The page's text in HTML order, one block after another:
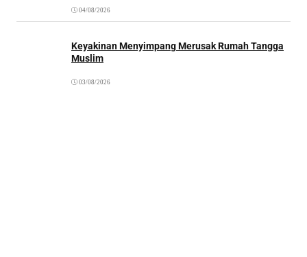
04/08/2026
Keyakinan Menyimpang Merusak Rumah Tangga
Muslim
03/08/2026